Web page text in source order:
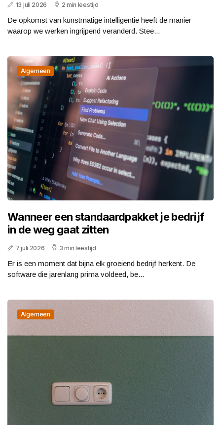
13 juli 2026 2 min leestijd
De opkomst van kunstmatige intelligentie heeft de manier
waarop we werken ingrijpend veranderd. Stee...
Algemeen
Wanneer een standaardpakket je bedrijf
in de weg gaat zitten
7 juli 2026 3 min leestijd
Er is een moment dat bijna elk groeiend bedrijf herkent. De
software die jarenlang prima voldeed, be...
Algemeen